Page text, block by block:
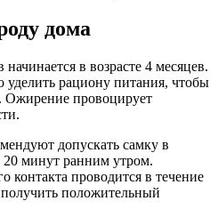
дома
в возрасте 4 месяцев.
уделить рациону питания, чтобы
Ожирение провоцирует
допускать самку в
минут ранним утром.
контакта проводится в течение
получить положительный